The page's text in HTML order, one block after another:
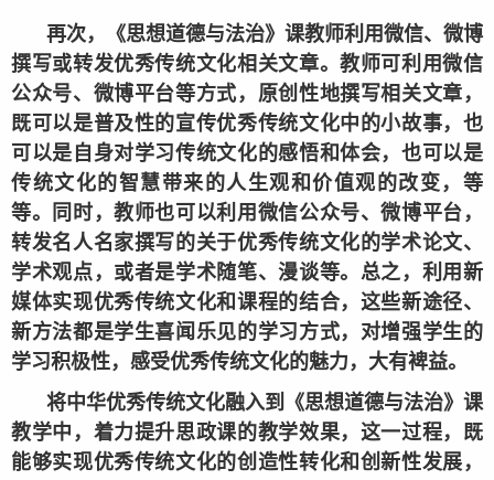
再次，《思想道德与法治》课教师利用微信、微博
撰写或转发优秀传统文化相关文章。教师可利用微信
公众号、微博平台等方式，原创性地撰写相关文章，
既可以是普及性的宣传优秀传统文化中的小故事，也
可以是自身对学习传统文化的感悟和体会，也可以是
传统文化的智慧带来的人生观和价值观的改变，等
等。同时，教师也可以利用微信公众号、微博平台，
转发名人名家撰写的关于优秀传统文化的学术论文、
学术观点，或者是学术随笔、漫谈等。总之，利用新
媒体实现优秀传统文化和课程的结合，这些新途径、
新方法都是学生喜闻乐见的学习方式，对增强学生的
学习积极性，感受优秀传统文化的魅力，大有裨益。
将中华优秀传统文化融入到《思想道德与法治》课
教学中，着力提升思政课的教学效果，这一过程，既
能够实现优秀传统文化的创造性转化和创新性发展，